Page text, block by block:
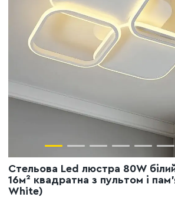
Стельова Led люстра 80W
16м² квадратна з пультом і
White)